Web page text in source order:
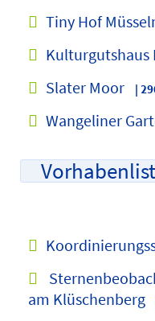
Tiny Hof
Kulturgutshaus
Slater Moor |
Wangeliner
am Klüschenberg